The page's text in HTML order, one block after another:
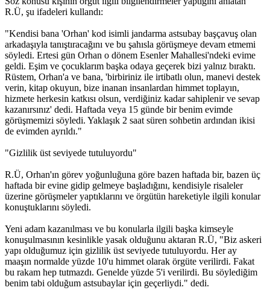
R.Ü, şu ifadeleri kullandı:
"Kendisi bana 'Orhan' kod isimli jandarma astsubay başçavuş olan
arkadaşıyla tanıştıracağını ve bu şahısla görüşmeye devam etmemi
söyledi. Ertesi gün Orhan o dönem Esenler Mahallesi'ndeki evime
geldi. Eşim ve çocuklarım başka odaya geçerek bizi yalnız bıraktı.
Rüstem, Orhan'a ve bana, 'birbiriniz ile irtibatlı olun, manevi destek
verin, kitap okuyun, bize inanan insanlardan himmet toplayın,
hizmete herkesin katkısı olsun, verdiğiniz kadar sahiplenir ve sevap
kazanırsınız' dedi. Haftada veya 15 günde bir benim evimde
görüşmemizi söyledi. Yaklaşık 2 saat süren sohbetin ardından ikisi
de evimden ayrıldı."
"Gizlilik üst seviyede tutuluyordu"
R.Ü, Orhan'ın görev yoğunluğuna göre bazen haftada bir, bazen üç
haftada bir evine gidip gelmeye başladığını, kendisiyle risaleler
üzerine görüşmeler yaptıklarını ve örgütün hareketiyle ilgili konular
konuştuklarını söyledi.
Yeni adam kazanılması ve bu konularla ilgili başka kimseyle
konuşulmasının kesinlikle yasak olduğunu aktaran R.Ü, "Biz askeri
yapı olduğumuz için gizlilik üst seviyede tutuluyordu. Her ay
maaşın normalde yüzde 10'u himmet olarak örgüte verilirdi. Fakat
bu rakam hep tutmazdı. Genelde yüzde 5'i verilirdi. Bu söylediğim
benim tabi olduğum astsubaylar için geçerliydi." dedi.